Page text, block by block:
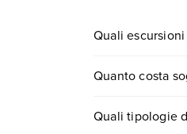
Quali
0721.17231 o
Quanto costa
quando partire.
Quali tipologie